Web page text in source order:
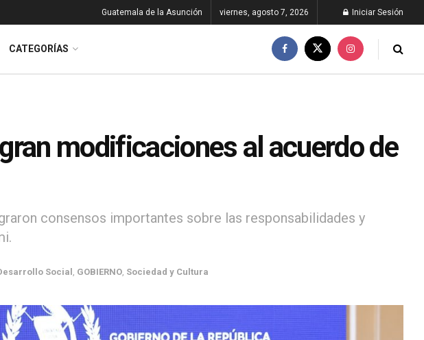
Guatemala de la Asunción viernes, agosto 7, 2026 Iniciar Sesión
CATEGORÍAS
modificaciones al acuerdo de
consensos importantes sobre las responsabilidades y
Social GOBIERNO Sociedad y Cultura